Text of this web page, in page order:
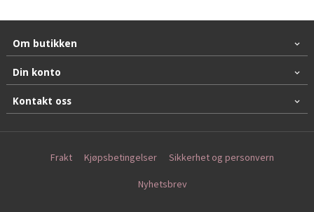
Om butikken
Din konto
Kontakt oss
Frakt Kjøpsbetingelser Sikkerhet og personvern
Nyhetsbrev